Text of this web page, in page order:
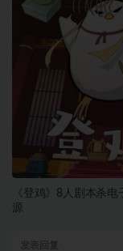
《登鸡》8人剧本杀电
源